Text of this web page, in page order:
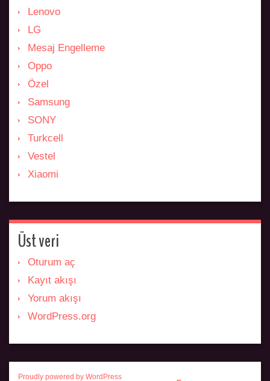
Lenovo
LG
Mesaj Engelleme
Oppo
Özel
Samsung
SONY
Turkcell
Vestel
Xiaomi
Üst veri
Oturum aç
Kayıt akışı
Yorum akışı
WordPress.org
Proudly powered by WordPress